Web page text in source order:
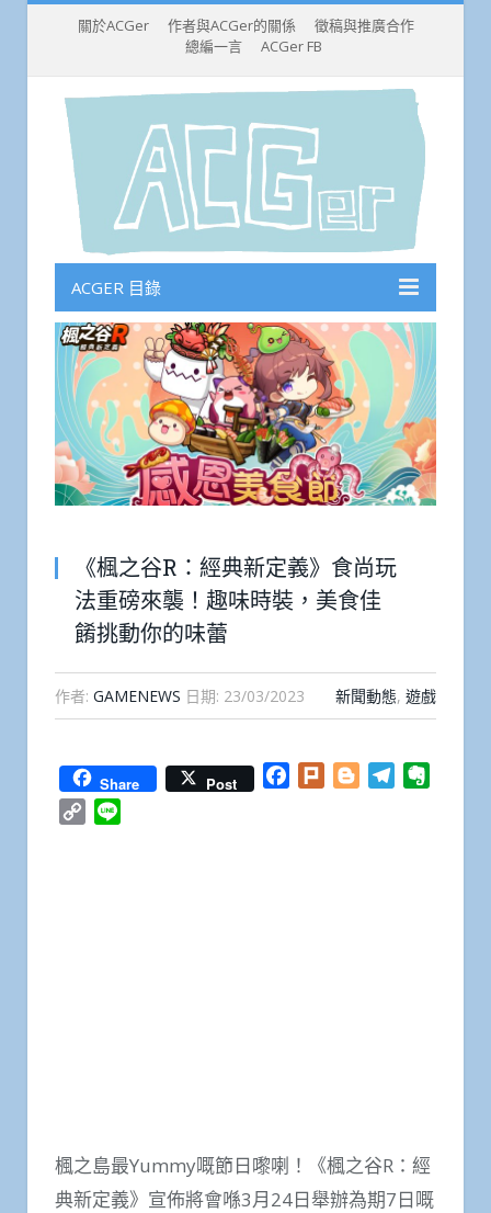
關於ACGer 作者與ACGer的關係
徵稿與推廣合作
總編一言
ACGer FB
ACGER 目錄
《楓之谷R：經典新定義》食尚玩
法重磅來襲！趣味時裝，美食佳
餚挑動你的味蕾
作者: GAMENEWS 日期: 23/03/2023 新聞動態, 遊戲
Share Post Facebook
Plurk BloggerTelegram
Copy
楓之島最Yummy嘅節日嚟喇！《楓之谷R：經
典新定義》宣佈將會喺3月24日舉辦為期7日嘅